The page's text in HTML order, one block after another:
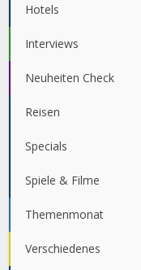
Hotels
Interviews
Neuheiten Check
Reisen
Specials
Spiele & Filme
Themenmonat
Verschiedenes